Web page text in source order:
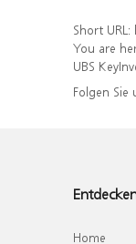
Short URL:
You are
UBS
Folgen Sie
Home